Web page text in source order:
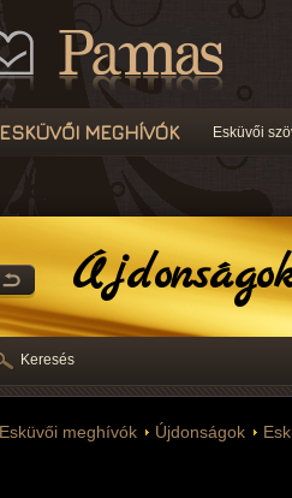
ESKÜVŐI MEGHÍVÓK Esküvői
Esküvői meghívók Újdonságok
Keresés